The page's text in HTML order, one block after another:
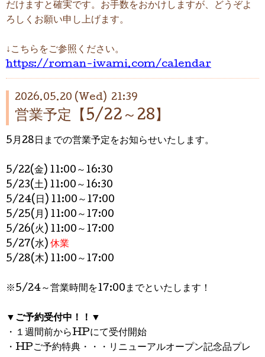
だけますと確実です。お手数をおかけしますが、どうぞよ
ろしくお願い申し上げます。
↓こちらをご参照ください。
https://roman-iwami.com/calendar
2026.05.20 (Wed) 21:39
営業予定【5/22～28】
5月28日までの営業予定をお知らせいたします。
5/22(金) 11:00～16:30
5/23(土) 11:00～16:30
5/24(日) 11:00～17:00
5/25(月) 11:00～17:00
5/26(火) 11:00～17:00
5/27(水) 休業
5/28(木) 11:00～17:00
※5/24～営業時間を17:00までといたします！
▼ ご予約受付中！！ ▼
・１週間前からHPにて受付開始
・HPご予約特典・・・リニューアルオープン記念品プレ